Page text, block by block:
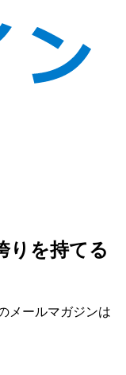
りを持てる
メールマガジンは